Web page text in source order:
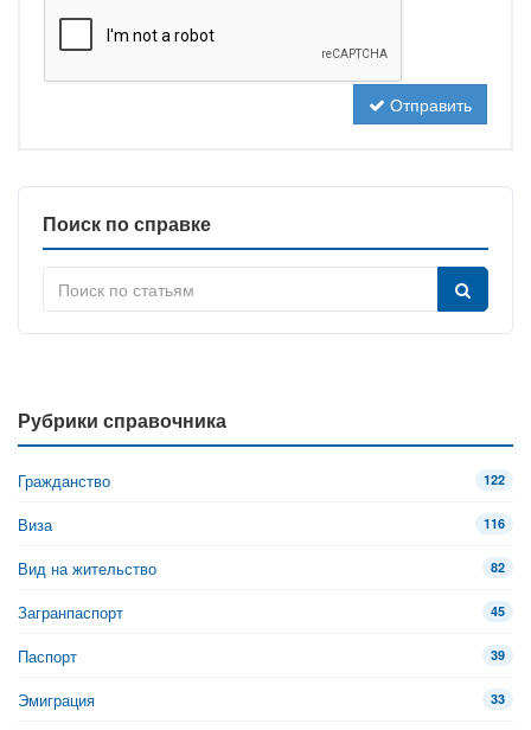
Отправить
Поиск по справке
Рубрики справочника
Гражданство 122
Виза 116
Вид на жительство 82
Загранпаспорт 45
Паспорт 39
Эмиграция 33